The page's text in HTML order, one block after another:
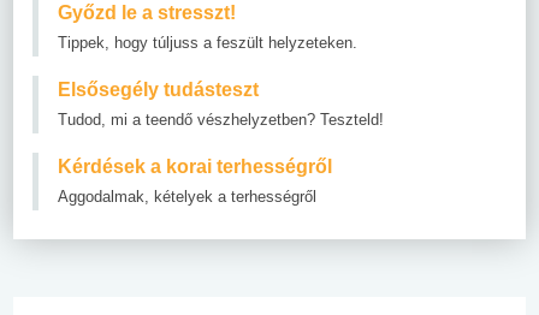
Győzd le a stresszt!
Tippek, hogy túljuss a feszült helyzeteken.
Elsősegély tudásteszt
Tudod, mi a teendő vészhelyzetben? Teszteld!
Kérdések a korai terhességről
Aggodalmak, kételyek a terhességről